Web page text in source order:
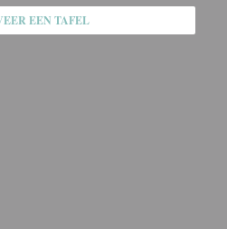
EEN TAFEL
venster))
een nieuw venster))